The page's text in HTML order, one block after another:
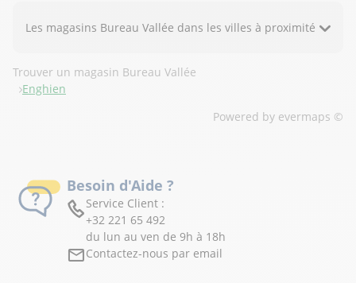
Les magasins Bureau Vallée dans les villes à proximité
Trouver un magasin Bureau Vallée
Enghien
Powered by evermaps ©
Besoin d'Aide ?
Service Client :
+32 221 65 492
du lun au ven de 9h à 18h
Contactez-nous par email